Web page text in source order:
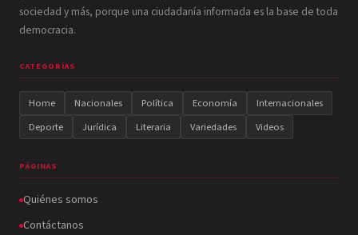
sociedad y más, porque una ciudadanía informada es la base de toda
democracia.
CATEGORÍAS
Home Nacionales Política Economía
Internacionales
Deporte
Jurídica Literaria Variedades Videos
PÁGINAS
Quiénes somos
Contáctanos